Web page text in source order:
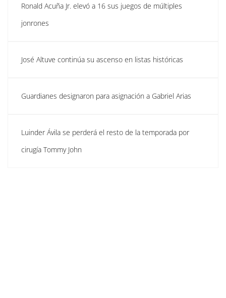
Ronald Acuña Jr. elevó a 16 sus juegos de múltiples
jonrones
José Altuve continúa su ascenso en listas históricas
Guardianes designaron para asignación a Gabriel Arias
Luinder Ávila se perderá el resto de la temporada por
cirugía Tommy John